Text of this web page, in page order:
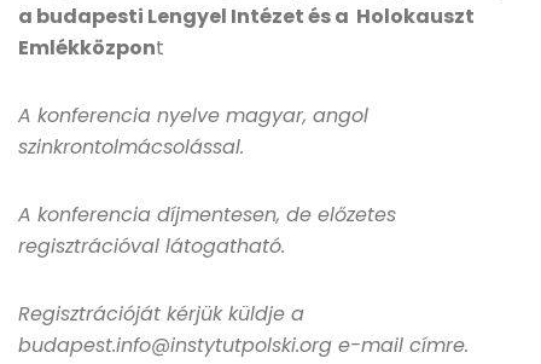
a budapesti Lengyel Intézet és a Holokauszt
Emlékközpont
A konferencia nyelve magyar, angol
szinkrontolmácsolással.
A konferencia díjmentesen, de előzetes
regisztrációval látogatható.
Regisztrációját kérjük küldje a
budapest.info@instytutpolski.org e-mail címre.